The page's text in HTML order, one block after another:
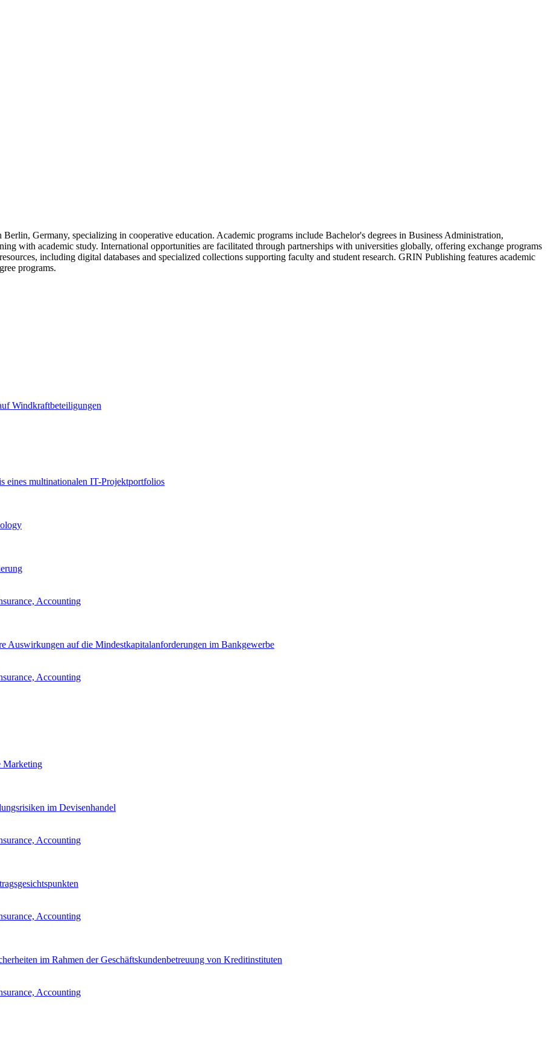
Germany, specializing in cooperative education. Academic programs include Bachelor's degrees in Business Administration,
with academic study. International opportunities are facilitated through partnerships with universities globally, offering exchange programs
including digital databases and specialized collections supporting faculty and student research. GRIN Publishing features academic
programs.
Windkraftbeteiligungen
eines multinationalen IT-Projektportfolios
Accounting
Auswirkungen auf die Mindestkapitalanforderungen im Bankgewerbe
Accounting
Marketing
im Devisenhandel
Accounting
Accounting
im Rahmen der Geschäftskundenbetreuung von Kreditinstituten
Accounting